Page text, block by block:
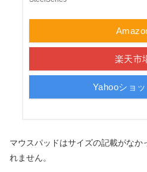
楽天市
Yahooショ
マウスパッドはサイズの記載がなか
れません。